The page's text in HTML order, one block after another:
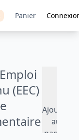
Panier
(EEC)
Ajouter
au
panier